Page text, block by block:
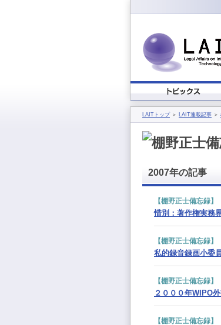
LAITトップ＞ LAIT連載記事 ＞
2007年の記事
【棚野正士備忘録】
惜別：著作権実務
【棚野正士備忘録】
私的録音録画小委
【棚野正士備忘録】
２０００年WIPO
【棚野正士備忘録】